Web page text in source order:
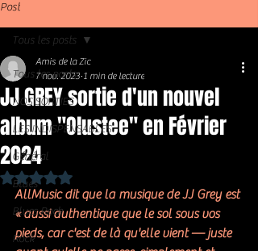
Post
Tous les posts
NOS SORTIES
LES INDISPENSABLES
Général
Blues
Blues Rock
Rock
Tous les posts
JJ GREY sortie d'un nouvel
album "Olustee" en Février
2024
Amis de la Zic
7 nov. 2023 1 min de lecture
Noté NaN étoiles sur 5.
AllMusic dit que la musique de JJ Grey est
« aussi authentique que le sol sous vos
pieds, car c'est de là qu'elle vient — juste